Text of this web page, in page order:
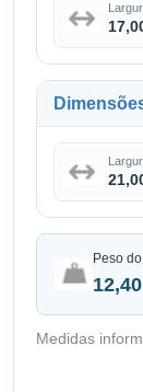
Peso
Medidas